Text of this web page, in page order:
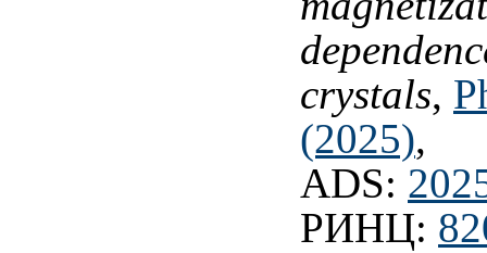
crystals,
(2025),
ADS:
РИНЦ: